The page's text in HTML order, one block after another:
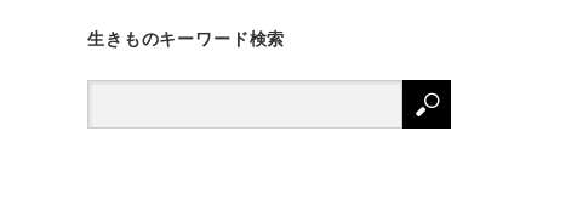
生きものキーワード検索